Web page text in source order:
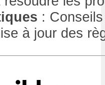
:
à jour des